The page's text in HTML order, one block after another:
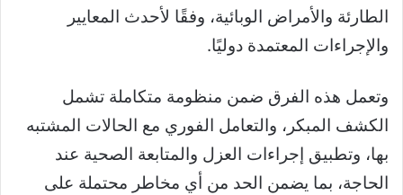
الطارئة والأمراض الوبائية، وفقًا لأحدث المعايير
والإجراءات المعتمدة دوليًا.
وتعمل هذه الفرق ضمن منظومة متكاملة تشمل
الكشف المبكر، والتعامل الفوري مع الحالات المشتبه
بها، وتطبيق إجراءات العزل والمتابعة الصحية عند
الحاجة، بما يضمن الحد من أي مخاطر محتملة على